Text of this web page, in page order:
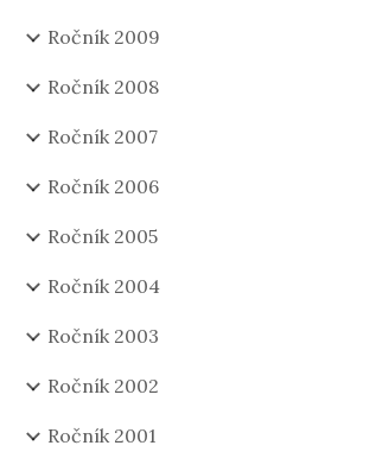
Ročník 2009
Ročník 2008
Ročník 2007
Ročník 2006
Ročník 2005
Ročník 2004
Ročník 2003
Ročník 2002
Ročník 2001